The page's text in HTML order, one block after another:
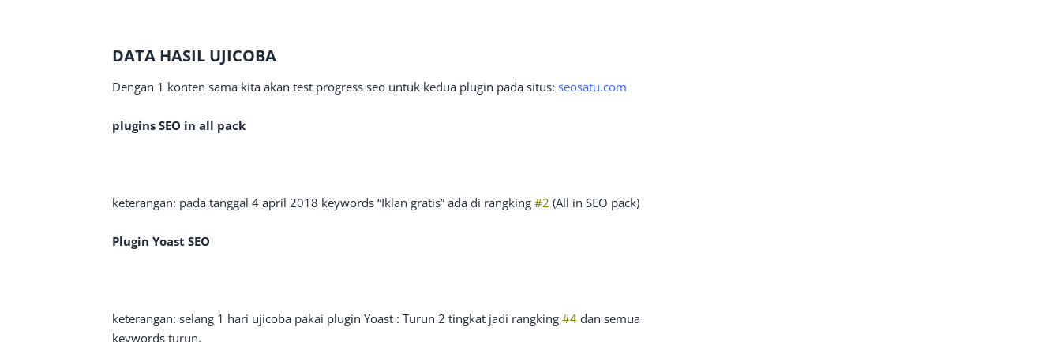
DATA HASIL UJICOBA
Dengan 1 konten sama kita akan test progress seo untuk kedua plugin pada situs: seosatu.com
plugins SEO in all pack
keterangan: pada tanggal 4 april 2018 keywords “Iklan gratis” ada di rangking #2 (All in SEO pack)
Plugin Yoast SEO
keterangan: selang 1 hari ujicoba pakai plugin Yoast : Turun 2 tingkat jadi rangking #4 dan semua
keywords turun.